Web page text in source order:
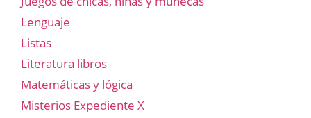
Lenguaje
Listas
Literatura libros
Matemáticas y lógica
Misterios Expediente X